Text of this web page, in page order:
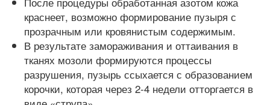
краснеет, возможно формирование пузыря с
прозрачным или кровянистым содержимым.
В результате замораживания и оттаивания в
тканях мозоли формируются процессы
разрушения, пузырь ссыхается с образованием
корочки, которая через 2-4 недели отторгается в